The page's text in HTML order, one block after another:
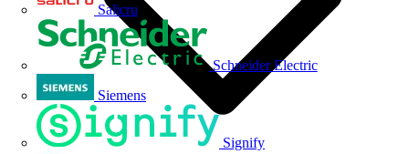
Salicru
Schneider Electric
Siemens
Signify